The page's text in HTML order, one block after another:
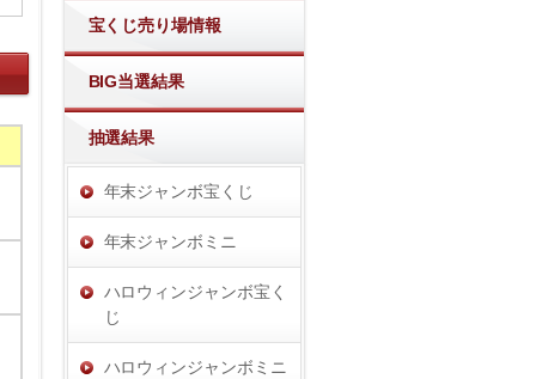
宝くじ売り場情報
BIG当選結果
抽選結果
年末ジャンボ宝くじ
年末ジャンボミニ
ハロウィンジャンボ宝く
じ
ハロウィンジャンボミニ